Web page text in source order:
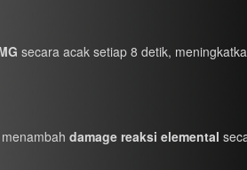
secara acak setiap 8 detik,
damage reaksi elemental